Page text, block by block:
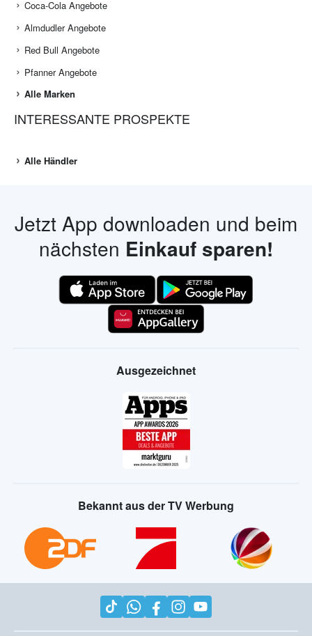
Coca-Cola Angebote
Almdudler Angebote
Red Bull Angebote
Pfanner Angebote
Alle Marken
INTERESSANTE PROSPEKTE
Alle Händler
Jetzt App downloaden und beim
nächsten Einkauf sparen!
Ausgezeichnet
Bekannt aus der TV Werbung